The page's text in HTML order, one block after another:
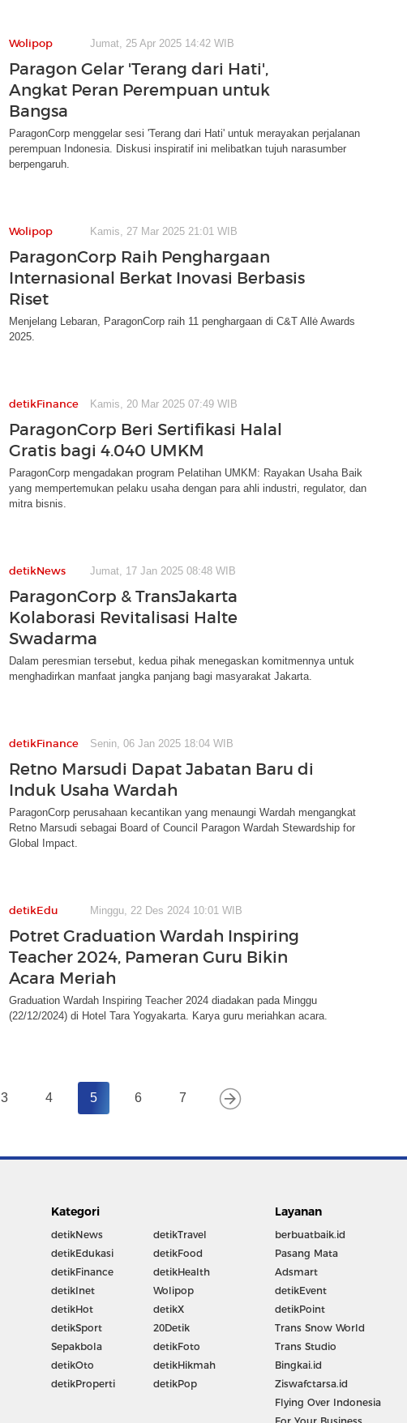
Wolipop Jumat, 25 Apr 2025 14:42 WIB
Paragon Gelar 'Terang dari Hati',
Angkat Peran Perempuan untuk
Bangsa
ParagonCorp menggelar sesi 'Terang dari Hati' untuk merayakan perjalanan
perempuan Indonesia. Diskusi inspiratif ini melibatkan tujuh narasumber
berpengaruh.
Wolipop Kamis, 27 Mar 2025 21:01 WIB
ParagonCorp Raih Penghargaan
Internasional Berkat Inovasi Berbasis
Riset
Menjelang Lebaran, ParagonCorp raih 11 penghargaan di C&T Allė Awards
2025.
detikFinance Kamis, 20 Mar 2025 07:49 WIB
ParagonCorp Beri Sertifikasi Halal
Gratis bagi 4.040 UMKM
ParagonCorp mengadakan program Pelatihan UMKM: Rayakan Usaha Baik
yang mempertemukan pelaku usaha dengan para ahli industri, regulator, dan
mitra bisnis.
detikNews Jumat, 17 Jan 2025 08:48 WIB
ParagonCorp & TransJakarta
Kolaborasi Revitalisasi Halte
Swadarma
Dalam peresmian tersebut, kedua pihak menegaskan komitmennya untuk
menghadirkan manfaat jangka panjang bagi masyarakat Jakarta.
detikFinance Senin, 06 Jan 2025 18:04 WIB
Retno Marsudi Dapat Jabatan Baru di
Induk Usaha Wardah
ParagonCorp perusahaan kecantikan yang menaungi Wardah mengangkat
Retno Marsudi sebagai Board of Council Paragon Wardah Stewardship for
Global Impact.
detikEdu Minggu, 22 Des 2024 10:01 WIB
Potret Graduation Wardah Inspiring
Teacher 2024, Pameran Guru Bikin
Acara Meriah
Graduation Wardah Inspiring Teacher 2024 diadakan pada Minggu
(22/12/2024) di Hotel Tara Yogyakarta. Karya guru meriahkan acara.
3 4 5 6 7
Kategori
detikNews
detikEdukasi
detikFinance
detikInet
detikHot
detikSport
Sepakbola
detikOto
detikProperti
detikTravel
detikFood
detikHealth
Wolipop
detikX
20Detik
detikFoto
detikHikmah
detikPop
Layanan
berbuatbaik.id
Pasang Mata
Adsmart
detikEvent
detikPoint
Trans Snow World
Trans Studio
Bingkai.id
Ziswafctarsa.id
Flying Over Indonesia